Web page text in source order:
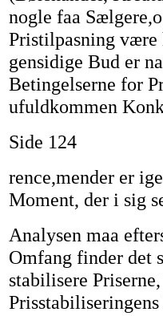
nogle faa
Pristilpasning være
gensidige Bud er
Betingelserne for
ufuldkommen
Side 124
rence,mender er
Moment, der i sig
Analysen maa
Omfang finder det
stabilisere